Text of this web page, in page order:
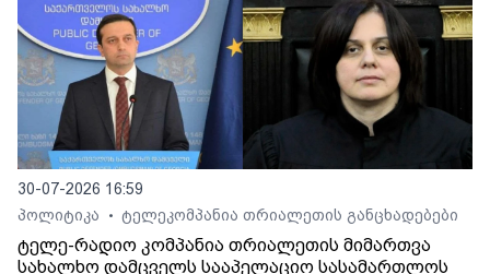
30-07-2026 16:59
პოლიტიკა
• ტელეკომპანია თრიალეთის განცხადებები
ტელე-რადიო კომპანია თრიალეთის მიმართვა
სახალხო დამცველს სააპელაციო სასამართლოს